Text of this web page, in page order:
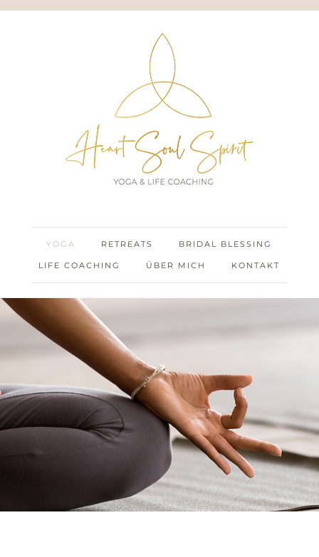
YOGA RETREATS BRIDAL BLESSING
LIFE COACHING ÜBER MICH KONTAKT